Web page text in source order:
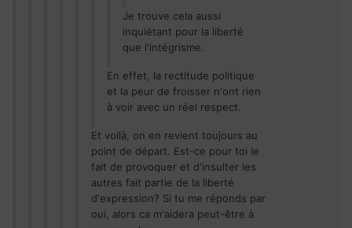
Je trouve cela aussi
inquiétant pour la liberté
que l'intégrisme.
En effet, la rectitude politique
et la peur de froisser n'ont rien
à voir avec un réel respect.
Et voilà, on en revient toujours au
point de départ. Est-ce pour toi le
fait de provoquer et d'insulter les
autres fait partie de la liberté
d'expression? Si tu me réponds par
oui, alors ca m'aidera peut-être à